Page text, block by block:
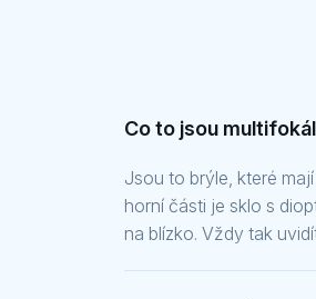
Co to jsou
Jsou to brýle, které
horní části je sklo s
na blízko. Vždy tak